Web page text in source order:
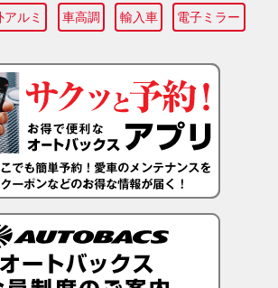
アルミ 車高調 輸入車 電子ミラー